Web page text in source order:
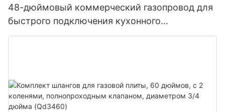
48-дюймовый коммерческий газопровод для
быстрого подключения кухонного
оборудования (Qd3448)